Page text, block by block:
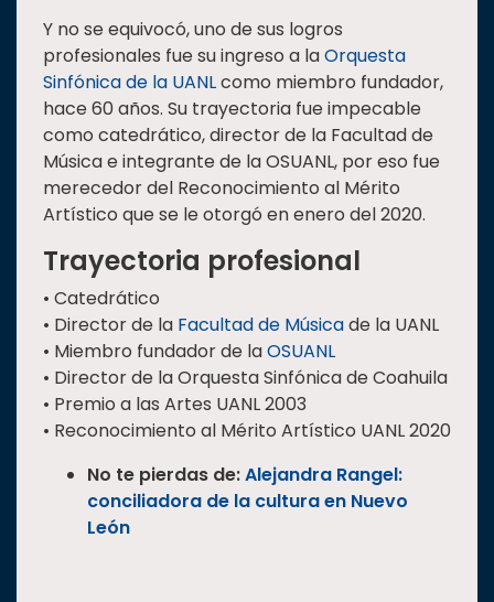
Y no se equivocó, uno de sus logros
profesionales fue su ingreso a laOrquesta
Sinfónica de la UANLcomo miembro fundador,
hace 60 años. Su trayectoria fue impecable
como catedrático, director de la Facultad de
Música e integrante de la OSUANL, por eso fue
merecedor del Reconocimiento al Mérito
Artístico que se le otorgó en enero del 2020.
Trayectoria profesional
• Catedrático
• Director de la Facultad de Músicade la UANL
• Miembro fundador de laOSUANL
• Director de la Orquesta Sinfónica de Coahuila
• Premio a las Artes UANL 2003
• Reconocimiento al Mérito Artístico UANL 2020
No te pierdas de:Alejandra Rangel:
conciliadora de la cultura en Nuevo
León